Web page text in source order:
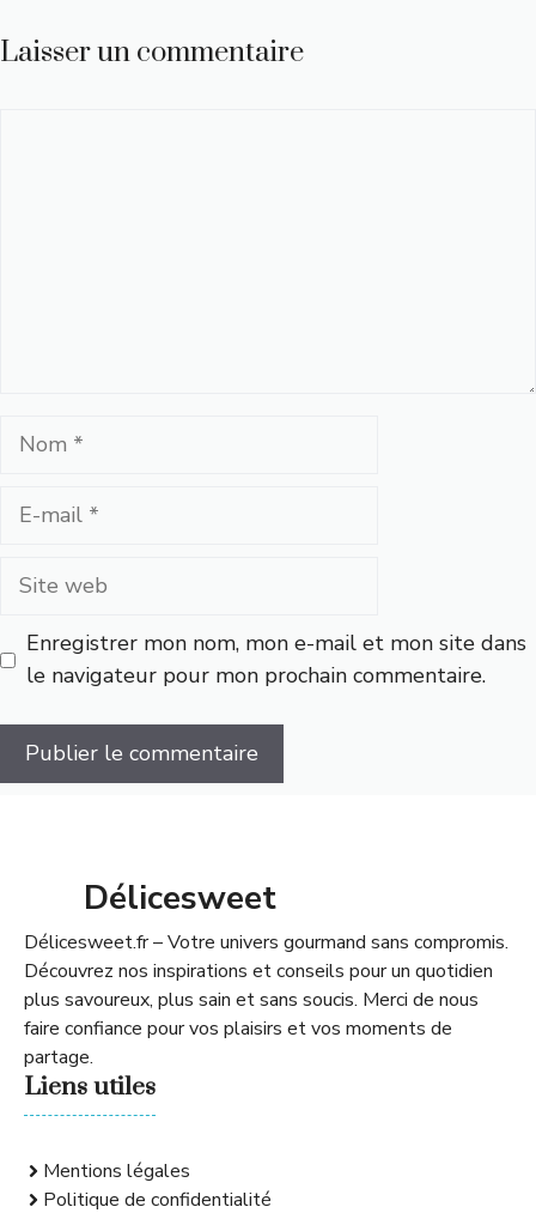
Laisser un commentaire
Nom
Site
Enregistrer mon nom, mon e-mail et mon site dans
le navigateur pour mon prochain commentaire.
Délicesweet
Délicesweet.fr – Votre univers gourmand sans compromis.
Découvrez nos inspirations et conseils pour un quotidien
plus savoureux, plus sain et sans soucis. Merci de nous
faire confiance pour vos plaisirs et vos moments de
partage.
Liens utiles
Mentions légales
Politique de confidentialité